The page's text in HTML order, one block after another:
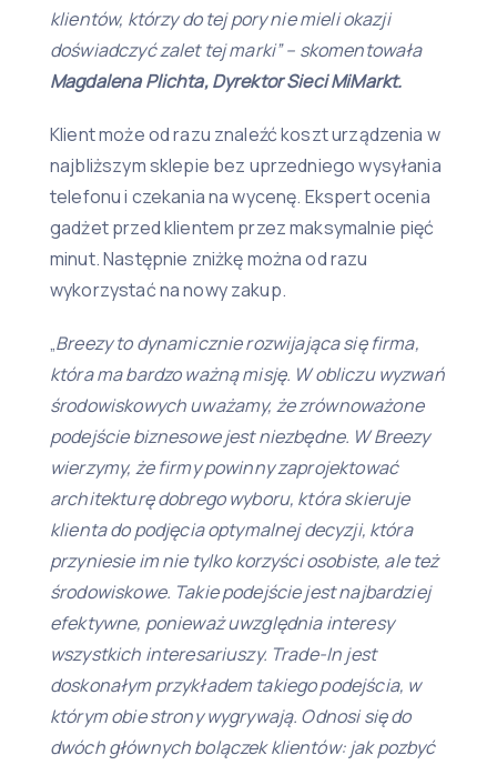
klientów, którzy do tej pory nie mieli okazji
doświadczyć zalet tej marki” – skomentowała
Magdalena Plichta, Dyrektor Sieci MiMarkt.
Klient może od razu znaleźć koszt urządzenia w
najbliższym sklepie bez uprzedniego wysyłania
telefonu i czekania na wycenę. Ekspert ocenia
gadżet przed klientem przez maksymalnie pięć
minut. Następnie zniżkę można od razu
wykorzystać na nowy zakup.
„Breezy to dynamicznie rozwijająca się firma,
która ma bardzo ważną misję. W obliczu wyzwań
środowiskowych uważamy, że zrównoważone
podejście biznesowe jest niezbędne. W Breezy
wierzymy, że firmy powinny zaprojektować
architekturę dobrego wyboru, która skieruje
klienta do podjęcia optymalnej decyzji, która
przyniesie im nie tylko korzyści osobiste, ale też
środowiskowe. Takie podejście jest najbardziej
efektywne, ponieważ uwzględnia interesy
wszystkich interesariuszy. Trade-In jest
doskonałym przykładem takiego podejścia, w
którym obie strony wygrywają. Odnosi się do
dwóch głównych bolączek klientów: jak pozbyć